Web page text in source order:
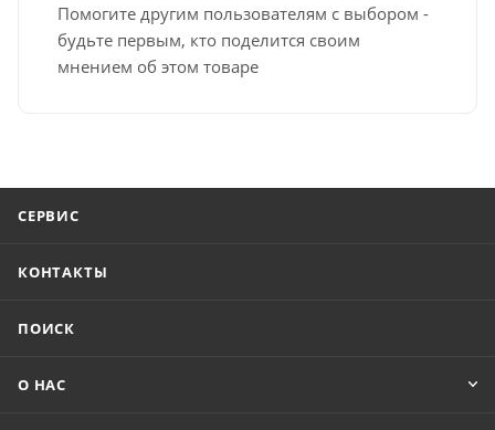
Помогите другим пользователям с выбором -
будьте первым, кто поделится своим
мнением об этом товаре
СЕРВИС
КОНТАКТЫ
ПОИСК
О НАС